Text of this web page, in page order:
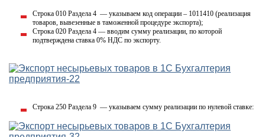
Строка 010 Раздела 4 — указываем код операции – 1011410 (реализация
товаров, вывезенные в таможенной процедуре экспорта);
Строка 020 Раздела 4 — вводим сумму реализации, по которой
подтверждена ставка 0% НДС по экспорту.
Строка 250 Раздела 9 — указываем сумму реализации по нулевой ставке: